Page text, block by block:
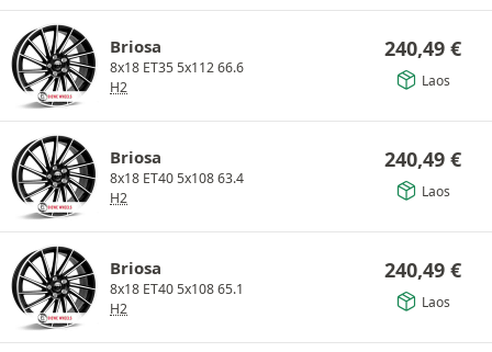
Briosa
8x18 ET35 5x112 66.6
H2
240,49 €
Laos
Briosa
8x18 ET40 5x108 63.4
H2
240,49 €
Laos
Briosa
8x18 ET40 5x108 65.1
H2
240,49 €
Laos